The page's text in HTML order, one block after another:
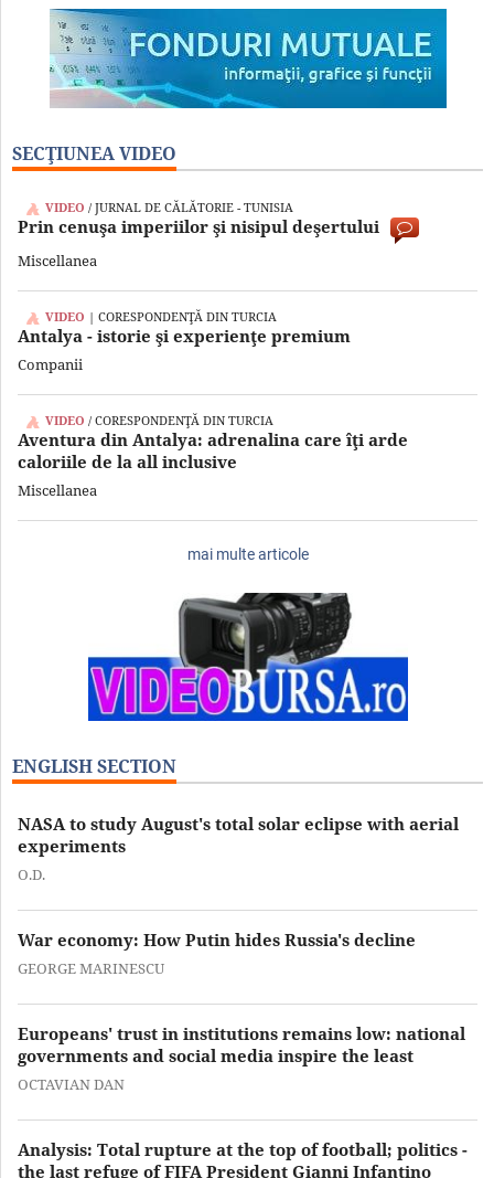
SECŢIUNEA VIDEO
VIDEO / JURNAL DE CĂLĂTORIE - TUNISIA
Prin cenuşa imperiilor şi nisipul deşertului
Miscellanea
VIDEO | CORESPONDENŢĂ DIN TURCIA
Antalya - istorie şi experienţe premium
Companii
VIDEO / CORESPONDENŢĂ DIN TURCIA
Aventura din Antalya: adrenalina care îţi arde
caloriile de la all inclusive
Miscellanea
mai multe articole
ENGLISH SECTION
NASA to study August's total solar eclipse with aerial
experiments
O.D.
War economy: How Putin hides Russia's decline
GEORGE MARINESCU
Europeans' trust in institutions remains low: national
governments and social media inspire the least
OCTAVIAN DAN
Analysis: Total rupture at the top of football; politics -
the last refuge of FIFA President Gianni Infantino